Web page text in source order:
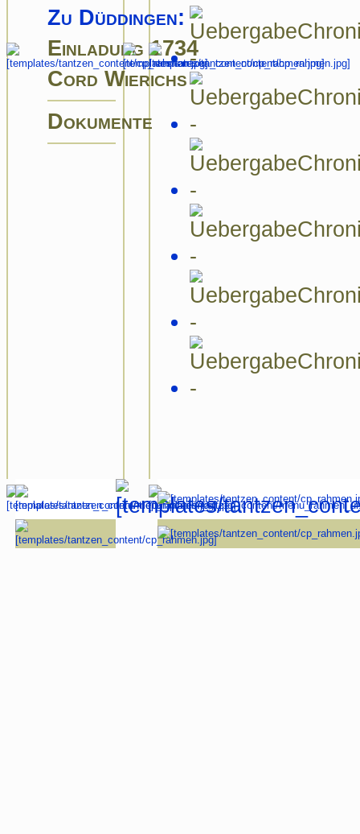
Zu Düddingen:
Einladung 1734
Cord Wierichs
Dokumente